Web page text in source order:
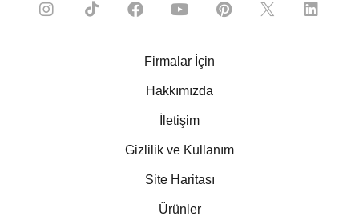
Firmalar İçin
Hakkımızda
İletişim
Gizlilik ve Kullanım
Site Haritası
Ürünler